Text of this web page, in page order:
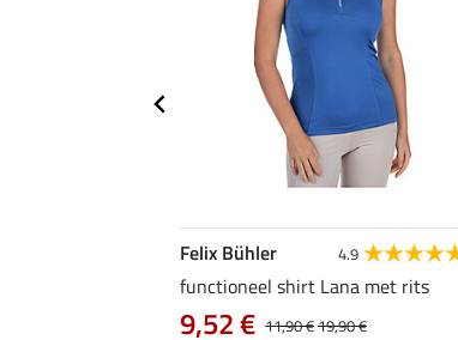
Felix Bühler 4.9
functioneel shirt Lana met rits
11,90 €19,90 €
9,52 €